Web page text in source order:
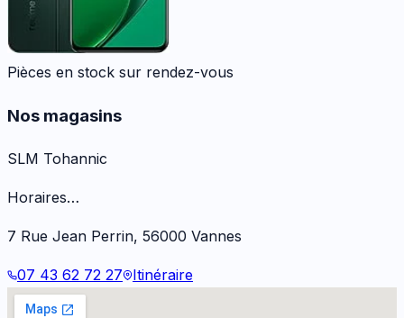
Pièces en stock sur rendez-vous
Nos magasins
SLM Tohannic
Horaires…
7 Rue Jean Perrin, 56000 Vannes
07 43 62 72 27 Itinéraire